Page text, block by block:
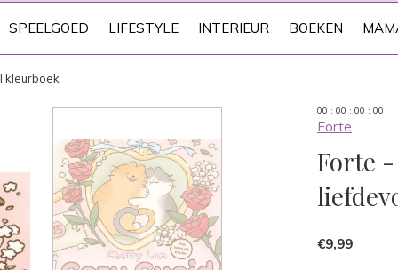
SPEELGOED LIFESTYLE INTERIEUR BOEKEN
kleurboek
00 : 00 : 00 : 00
Forte
Forte
€9,99